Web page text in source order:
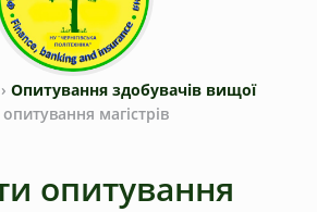
› Опитування здобувачів вищої
магістрів
опитування